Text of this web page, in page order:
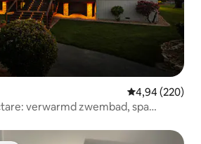
Gemiddelde
4,94 (220)
verwarmd zwembad, spa